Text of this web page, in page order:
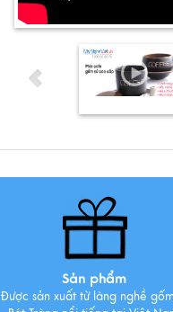
Sản phẩm
Được sản xuất từ làng nghề